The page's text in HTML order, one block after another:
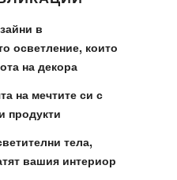
в
осветление, които
на декора
на мечтите си с
продукти
тела,
вашия интериор